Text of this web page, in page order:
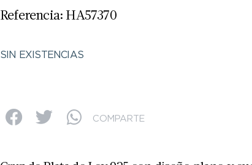
Referencia: HA57370
SIN EXISTENCIAS
COMPARTE